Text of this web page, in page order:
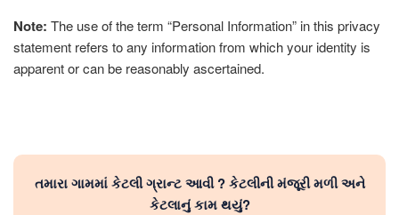
Note: The use of the term “Personal Information” in this privacy
statement refers to any information from which your identity is
apparent or can be reasonably ascertained.
તમારા ગામમાં કેટલી ગ્રાન્ટ આવી ? કેટલીની મંજૂરી મળી અને
કેટલાનું કામ થયું?